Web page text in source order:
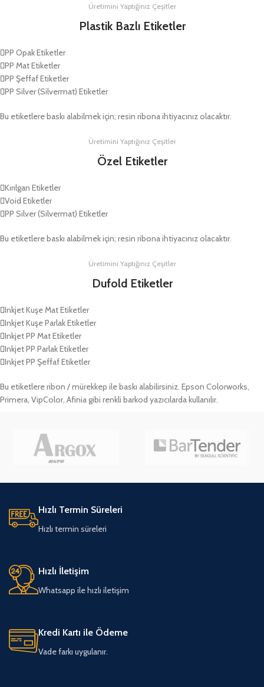
Üretimini Yaptığınız Çeşitler
Plastik Bazlı Etiketler
PP Opak Etiketler
PP Mat Etiketler
PP Şeffaf Etiketler
PP Silver (Silvermat) Etiketler
Bu etiketlere baskı alabilmek için; resin ribona ihtiyacınız olacaktır.
Üretimini Yaptığınız Çeşitler
Özel Etiketler
Kırılgan Etiketler
Void Etiketler
PP Silver (Silvermat) Etiketler
Bu etiketlere baskı alabilmek için; resin ribona ihtiyacınız olacaktır.
Üretimini Yaptığınız Çeşitler
Dufold Etiketler
Inkjet Kuşe Mat Etiketler
Inkjet Kuşe Parlak Etiketler
Inkjet PP Mat Etiketler
Inkjet PP Parlak Etiketler
Inkjet PP Şeffaf Etiketler
Bu etiketlere ribon / mürekkep ile baskı alabilirsiniz. Epson Colorworks,
Primera, VipColor, Afinia gibi renkli barkod yazıcılarda kullanılır.
Hızlı Termin Süreleri
Hızlı termin süreleri
Hızlı İletişim
Whatsapp ile hızlı iletişim
Kredi Kartı ile Ödeme
Vade farkı uygulanır.